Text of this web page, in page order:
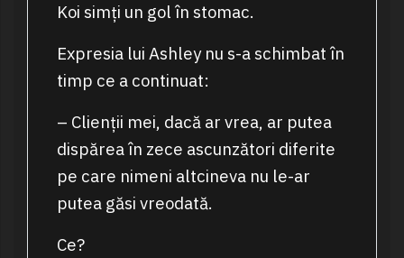
Koi simți un gol în stomac.
Expresia lui Ashley nu s-a schimbat în
timp ce a continuat:
– Clienții mei, dacă ar vrea, ar putea
dispărea în zece ascunzători diferite
pe care nimeni altcineva nu le-ar
putea găsi vreodată.
Ce?